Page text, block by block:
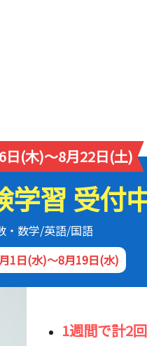
日(木)～8月22日(土)
習 受付
・数学/英語/国語
1日(水)～8月19日(水)
1週間で計2